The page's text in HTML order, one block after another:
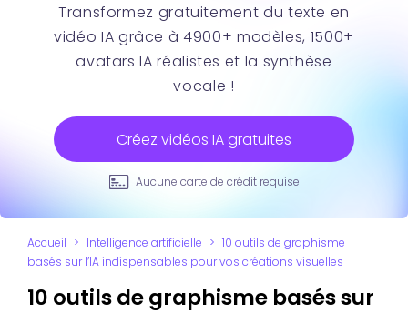
Transformez gratuitement du texte en
vidéo IA grâce à 4900+ modèles, 1500+
avatars IA réalistes et la synthèse
vocale !
Créez vidéos IA gratuites
Aucune carte de crédit requise
Accueil > Intelligence artificielle > 10 outils de graphisme
basés sur l’IA indispensables pour vos créations visuelles
10 outils de graphisme basés sur